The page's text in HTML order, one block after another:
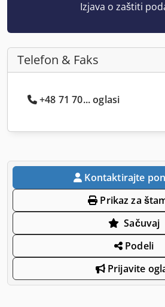
Izjava o zaštiti
Telefon & Faks
+48 71 70... oglasi
Kontaktirajte
Prikaz za
Sačuvaj
Podeli
Prijavite